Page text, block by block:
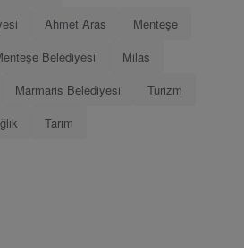
Ahmet Aras
Menteşe
Belediyesi
Milas
Marmaris Belediyesi
Turizm
Tarım